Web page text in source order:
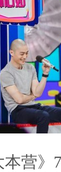
本营